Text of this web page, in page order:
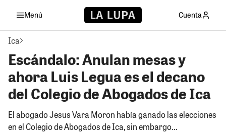
Menú Cuenta
Ica
Escándalo: Anulan mesas y
ahora Luis Legua es el decano
del Colegio de Abogados de Ica
El abogado Jesus Vara Moron había ganado las elecciones
en el Colegio de Abogados de Ica, sin embargo...